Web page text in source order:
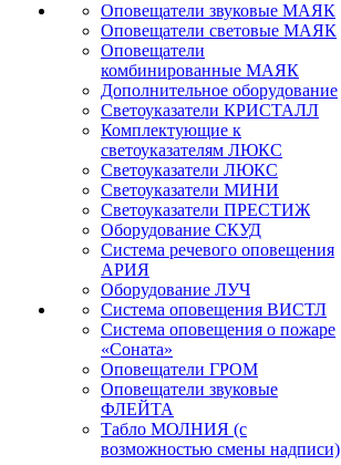
Оповещатели звуковые МАЯК
Оповещатели световые МАЯК
Оповещатели
комбинированные МАЯК
Дополнительное оборудование
Светоуказатели КРИСТАЛЛ
Комплектующие к
светоуказателям ЛЮКС
Светоуказатели ЛЮКС
Светоуказатели МИНИ
Светоуказатели ПРЕСТИЖ
Оборудование СКУД
Система речевого оповещения
АРИЯ
Оборудование ЛУЧ
Система оповещения ВИСТЛ
Система оповещения о пожаре
«Соната»
Оповещатели ГРОМ
Оповещатели звуковые
ФЛЕЙТА
Табло МОЛНИЯ (с
возможностью смены надписи)